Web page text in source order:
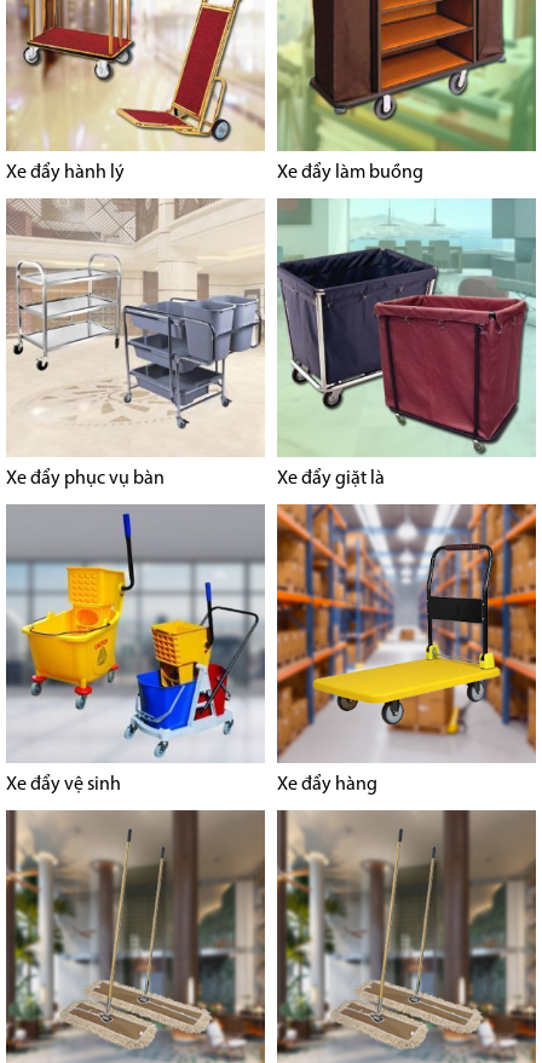
Xe đẩy hành lý Xe đẩy làm buồng
Xe đẩy phục vụ bàn Xe đẩy giặt là
Xe đẩy vệ sinh Xe đẩy hàng